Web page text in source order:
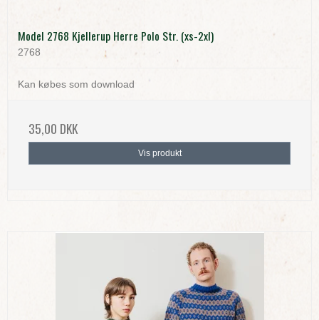
Model 2768 Kjellerup Herre Polo Str. (xs-2xl)
2768
Kan købes som download
35,00 DKK
Vis produkt